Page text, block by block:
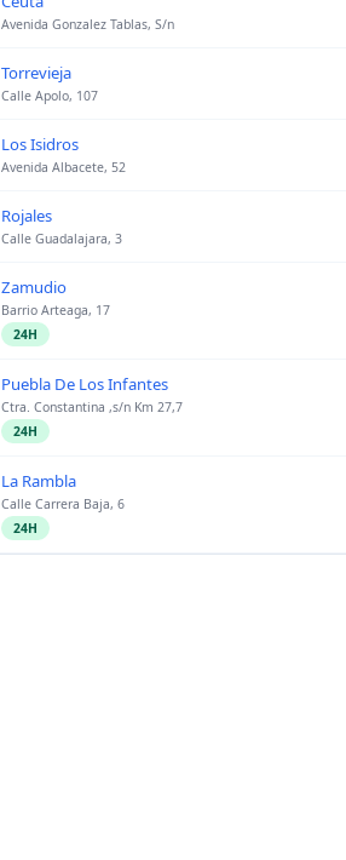
Avenida Gonzalez Tablas, S/n
Torrevieja
Calle Apolo, 107
Los Isidros
Avenida Albacete, 52
Rojales
Calle Guadalajara, 3
Zamudio
Barrio Arteaga, 17
24H
Puebla De Los Infantes
Ctra. Constantina ,s/n Km 27,7
24H
La Rambla
Calle Carrera Baja, 6
24H